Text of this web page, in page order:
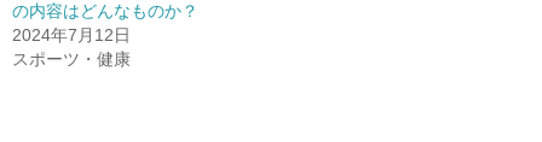
の内容はどんなものか？
2024年7月12日
スポーツ・健康